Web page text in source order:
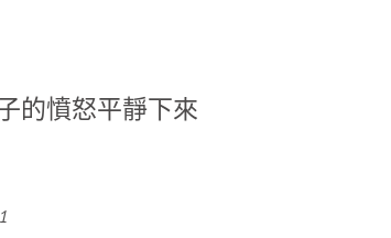
的憤怒平靜下來